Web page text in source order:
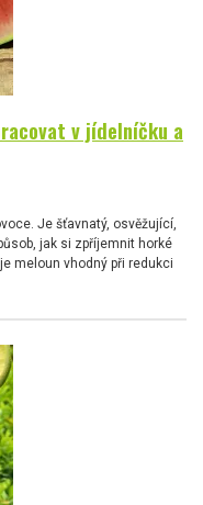
v jídelníčku a
Je šťavnatý, osvěžující,
jak si zpříjemnit horké
meloun vhodný při redukci